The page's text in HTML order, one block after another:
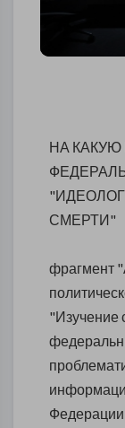
НА
СМЕРТИ"
фрагмент
"Изучение